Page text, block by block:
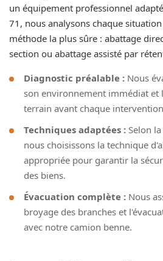
un équipement professionnel
71, nous analysons chaque
méthode la plus sûre : abattage
section ou abattage assisté par
Diagnostic préalable : Nous
son environnement immédiat et
terrain avant chaque
Techniques adaptées : Selon
nous choisissons la technique
appropriée pour garantir la
des biens.
Évacuation complète : Nous
broyage des branches et
avec notre camion benne.